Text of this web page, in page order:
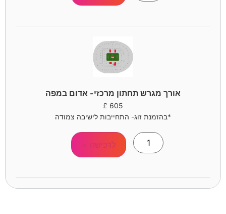
אורך מגרש תחתון מרכזי- אדום במפה
605
£
*בהזמנת זוג- התחייבות לישיבה צמודה
לרכישה >